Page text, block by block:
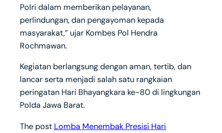
Polri dalam memberikan pelayanan,
perlindungan, dan pengayoman kepada
masyarakat,” ujar Kombes Pol Hendra
Rochmawan.
Kegiatan berlangsung dengan aman, tertib, dan
lancar serta menjadi salah satu rangkaian
peringatan Hari Bhayangkara ke-80 di lingkungan
Polda Jawa Barat.
The post Lomba Menembak Presisi Hari